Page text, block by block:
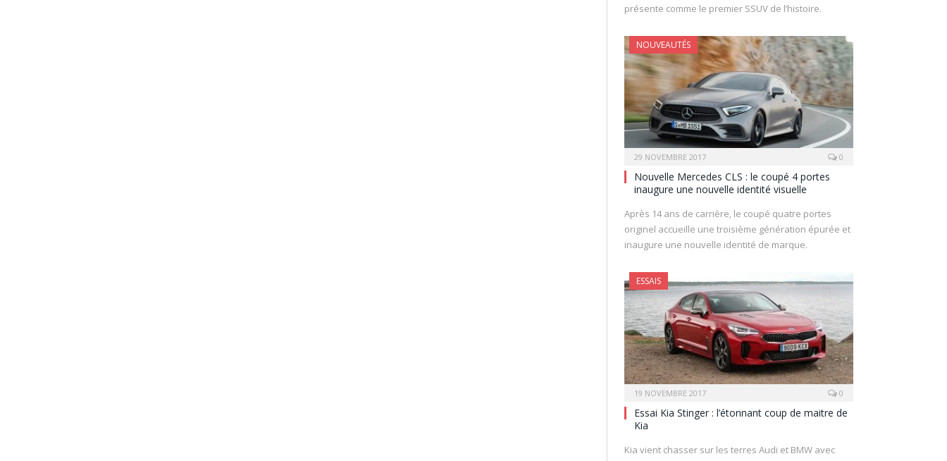
présente comme le premier SSUV de l’histoire.
NOUVEAUTÉS
29 NOVEMBRE 2017 0
Nouvelle Mercedes CLS : le coupé 4 portes
inaugure une nouvelle identité visuelle
Après 14 ans de carrière, le coupé quatre portes
originel accueille une troisième génération épurée et
inaugure une nouvelle identité de marque.
ESSAIS
19 NOVEMBRE 2017 0
Essai Kia Stinger : l’étonnant coup de maitre de
Kia
Kia vient chasser sur les terres Audi et BMW avec